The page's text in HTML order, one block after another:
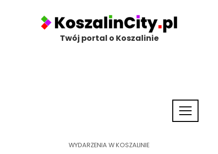
Twój portal o Koszalinie
WYDARZENIA W KOSZALINIE